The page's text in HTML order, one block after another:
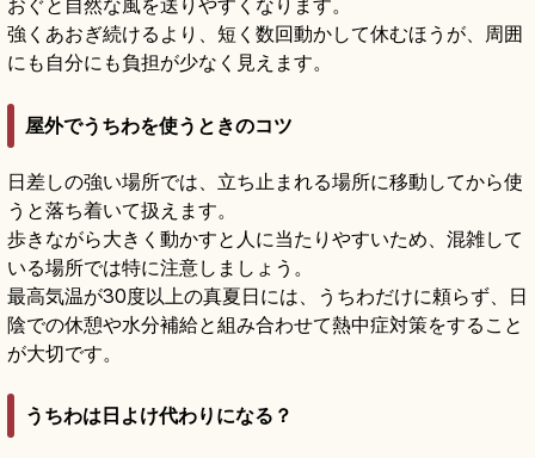
おぐと自然な風を送りやすくなります。
強くあおぎ続けるより、短く数回動かして休むほうが、周囲
にも自分にも負担が少なく見えます。
屋外でうちわを使うときのコツ
日差しの強い場所では、立ち止まれる場所に移動してから使
うと落ち着いて扱えます。
歩きながら大きく動かすと人に当たりやすいため、混雑して
いる場所では特に注意しましょう。
最高気温が30度以上の真夏日には、うちわだけに頼らず、日
陰での休憩や水分補給と組み合わせて熱中症対策をすること
が大切です。
うちわは日よけ代わりになる？